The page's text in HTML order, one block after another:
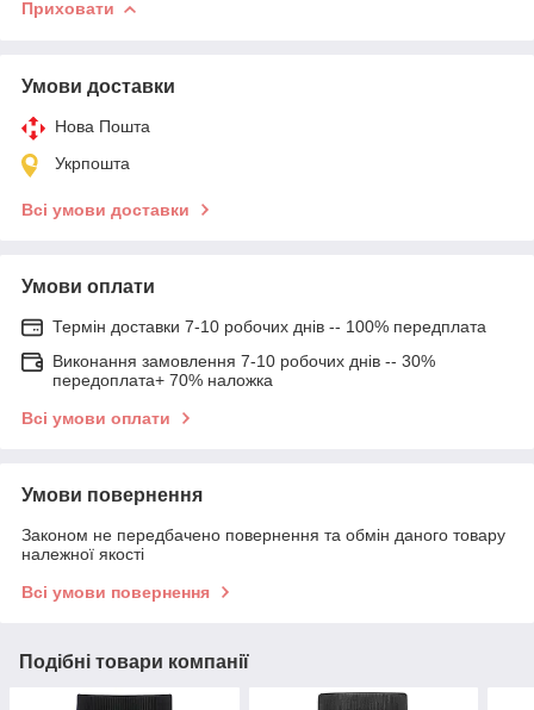
Приховати
Умови доставки
Нова Пошта
Укрпошта
Всі умови доставки
Умови оплати
Термін доставки 7-10 робочих днів -- 100% передплата
Виконання замовлення 7-10 робочих днів -- 30%
передоплата+ 70% наложка
Всі умови оплати
Умови повернення
Законом не передбачено повернення та обмін даного товару
належної якості
Всі умови повернення
Подібні товари компанії